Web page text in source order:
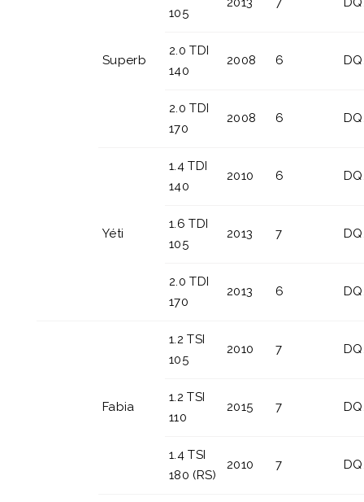
Superb
105
2.0 TDI
140
2008 6
2.0 TDI
170
2008 6
Yéti
1.4 TDI
140
2010 6
1.6 TDI
105
2013 7
2.0 TDI
170
2013 6
Fabia
1.2 TSI
105
2010 7
1.2 TSI
110
2015 7
1.4 TSI
180 (RS)
2010 7